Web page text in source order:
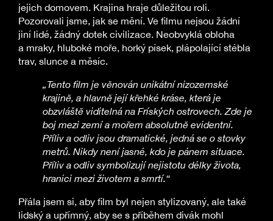
jejich domovem. Krajina hraje důležitou roli.
Pozorovali jsme, jak se mění. Ve filmu nejsou žádní
jiní lidé, žádný dotek civilizace. Neobvyklá obloha
a mraky, hluboké moře, horký písek, plápolající stébla
trav, slunce a měsíc.
„Tento film je věnován unikátní nizozemské
krajině, a hlavně její křehké kráse, která je
obzvláště viditelná na Fríských ostrovech. Zde je
boj mezi zemí a mořem absolutně evidentní.
Příliv a odliv jsou dramatické, jedná se o stovky
metrů. Nikdy není jasné, kdo je pánem situace.
Příliv a odliv symbolizují nejistotu délky života,
hranici mezi životem a smrtí.“
Přála jsem si, aby film byl nejen stylizovaný, ale také
lidský a upřímný, aby se s příběhem divák mohl